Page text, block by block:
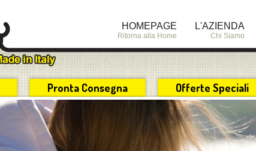
HOMEPAGE
Ritorna alla Home
L'AZIENDA
Chi Siamo
Pronta Consegna Offerte Speciali